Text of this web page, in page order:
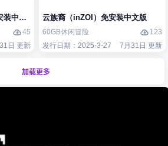
中文版
45
日 更新
云族裔（inZOI）免安装中文版
60GB休闲冒险
123
发行日期：2025-3-27
7月31日 更新
加载更多